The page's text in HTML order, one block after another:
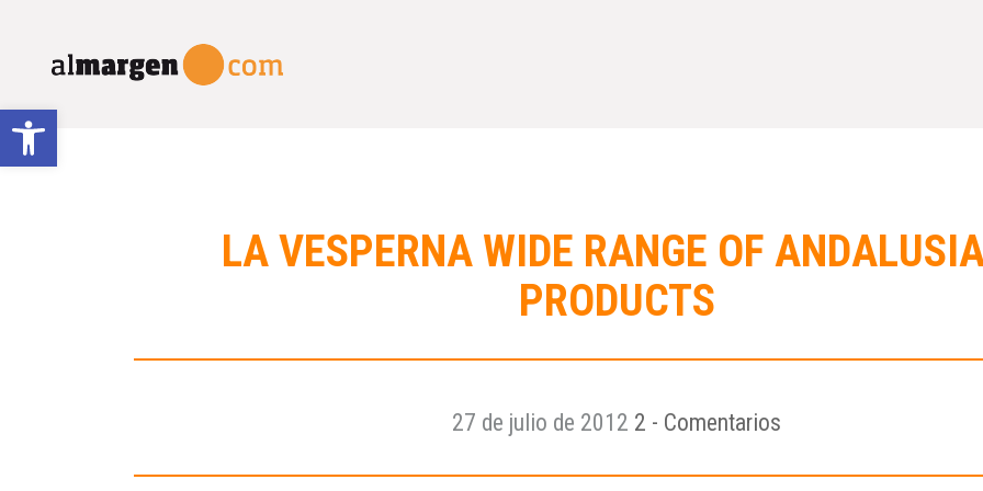
Abrir barra de herramientas
LA VESPERNA WIDE RANGE OF
PRODUCTS
27 de julio de 2012 2 - Comentarios